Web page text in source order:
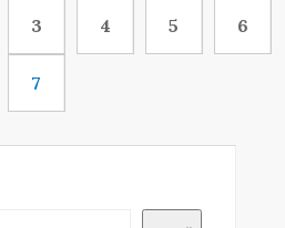
3 4 5 6
7